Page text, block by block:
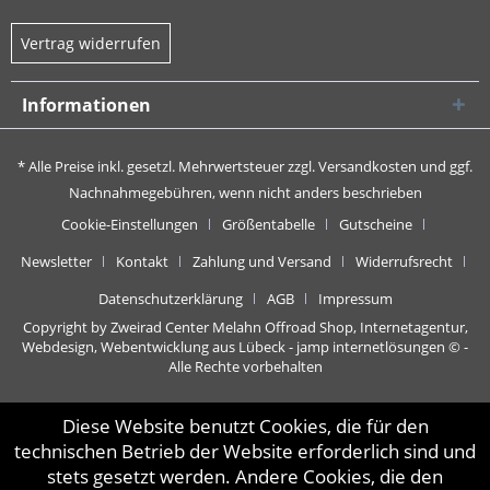
Vertrag widerrufen
Informationen
* Alle Preise inkl. gesetzl. Mehrwertsteuer zzgl.Versandkosten und ggf.
Nachnahmegebühren, wenn nicht anders beschrieben
Cookie-Einstellungen
Größentabelle
Gutscheine
Newsletter
Kontakt Zahlung und Versand
Widerrufsrecht
Datenschutzerklärung
AGB
Impressum
Copyright by Zweirad Center Melahn Offroad Shop, Internetagentur,
Webdesign, Webentwicklung aus Lübeck - jamp internetlösungen © -
Alle Rechte vorbehalten
Diese Website benutzt Cookies, die für den
technischen Betrieb der Website erforderlich sind und
stets gesetzt werden. Andere Cookies, die den